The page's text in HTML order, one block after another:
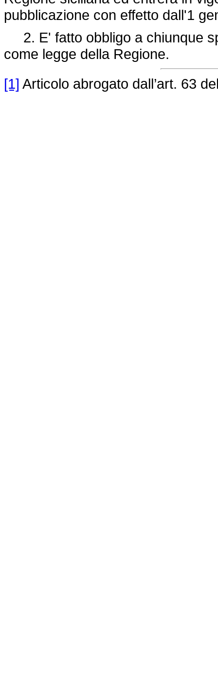
pubblicazione con effetto dall'1
2. E' fatto obbligo a chiunque
come legge della Regione.
[1] Articolo abrogato dall’art. 63